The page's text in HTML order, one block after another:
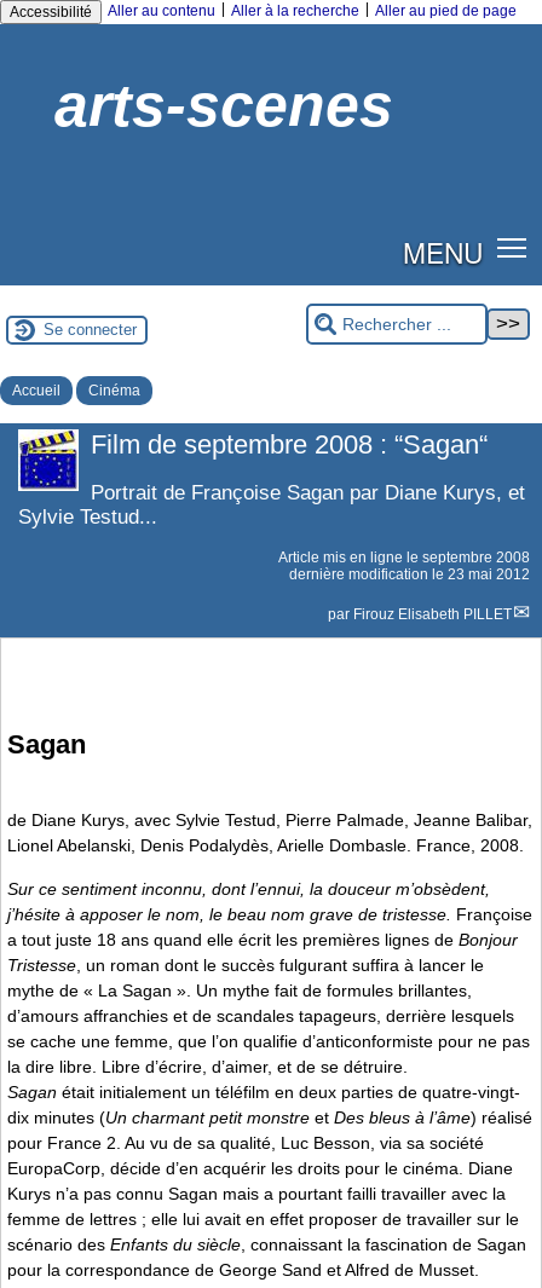
Accessibilité Aller au contenu Aller à la recherche Aller au pied de page
arts-scenes
MENU
Se connecter
Accueil Cinéma
Film de septembre 2008 : “Sagan“
Portrait de Françoise Sagan par Diane Kurys, et
Sylvie Testud...
Article mis en ligne le septembre 2008
dernière modification le 23 mai 2012
par Firouz Elisabeth PILLET
Sagan
de Diane Kurys, avec Sylvie Testud, Pierre Palmade, Jeanne Balibar,
Lionel Abelanski, Denis Podalydès, Arielle Dombasle. France, 2008.
Sur ce sentiment inconnu, dont l’ennui, la douceur m’obsèdent,
j’hésite à apposer le nom, le beau nom grave de tristesse. Françoise
a tout juste 18 ans quand elle écrit les premières lignes de Bonjour
Tristesse , un roman dont le succès fulgurant suffira à lancer le
mythe de « La Sagan ». Un mythe fait de formules brillantes,
d’amours affranchies et de scandales tapageurs, derrière lesquels
se cache une femme, que l’on qualifie d’anticonformiste pour ne pas
la dire libre. Libre d’écrire, d’aimer, et de se détruire.
Sagan était initialement un téléfilm en deux parties de quatre-vingt-
dix minutes (Un charmant petit monstre et Des bleus à l’âme) réalisé
pour France 2. Au vu de sa qualité, Luc Besson, via sa société
EuropaCorp, décide d’en acquérir les droits pour le cinéma. Diane
Kurys n’a pas connu Sagan mais a pourtant failli travailler avec la
femme de lettres ; elle lui avait en effet proposer de travailler sur le
scénario des Enfants du siècle , connaissant la fascination de Sagan
pour la correspondance de George Sand et Alfred de Musset.